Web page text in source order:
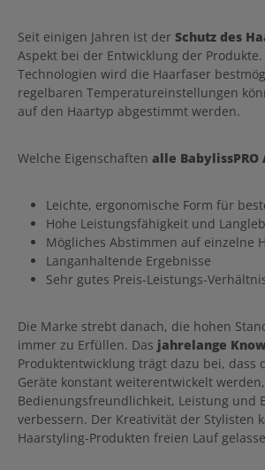
Seit einigen Jahren ist der Schutz des
Aspekt bei der Entwicklung der
Technologien wird die Haarfaser
regelbaren Temperatureinstellungen
auf den Haartyp abgestimmt werden.
Welche Eigenschaften alle
Leichte, ergonomische Form für
Hohe Leistungsfähigkeit und
Mögliches Abstimmen auf einzelne
Langanhaltende Ergebnisse
Sehr gutes Preis-Leistungs-
Die Marke strebt danach, die hohen
immer zu Erfüllen. Das jahrelange
Produktentwicklung trägt dazu bei, dass
Geräte konstant weiterentwickelt
Bedienungsfreundlichkeit, Leistung und
verbessern. Der Kreativität der Stylisten
Haarstyling-Produkten freien Lauf